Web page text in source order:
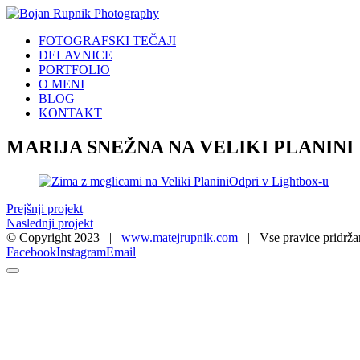
FOTOGRAFSKI TEČAJI
DELAVNICE
PORTFOLIO
O MENI
BLOG
KONTAKT
MARIJA SNEŽNA NA VELIKI PLANINI
Odpri v Lightbox-u
Prejšnji projekt
Naslednji projekt
© Copyright 2023 | www.matejrupnik.com | Vse pravice
FacebookInstagramEmail